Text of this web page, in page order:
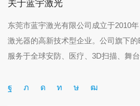
关于蓝宇激光
东莞市蓝宇激光有限公司成立于2010
激光器的高新技术型企业。公司旗下
服务于全球安防、医疗、3D扫描、舞台